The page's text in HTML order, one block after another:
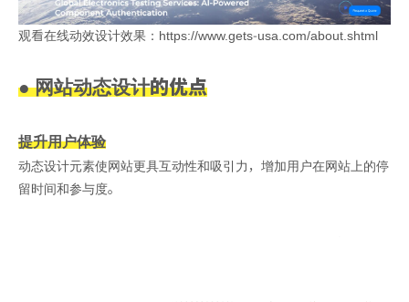
观看在线动效设计效果：https://www.gets-usa.com/about.shtml
● 网站动态设计的优点
提升用户体验
动态设计元素使网站更具互动性和吸引力，增加用户在网站上的停
留时间和参与度。